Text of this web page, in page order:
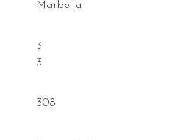
Marbella
3
3
308